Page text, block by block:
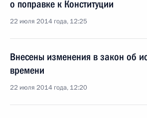
о поправке к Конституции
22 июля 2014 года, 12:25
Внесены изменения в закон об
времени
22 июля 2014 года, 12:20